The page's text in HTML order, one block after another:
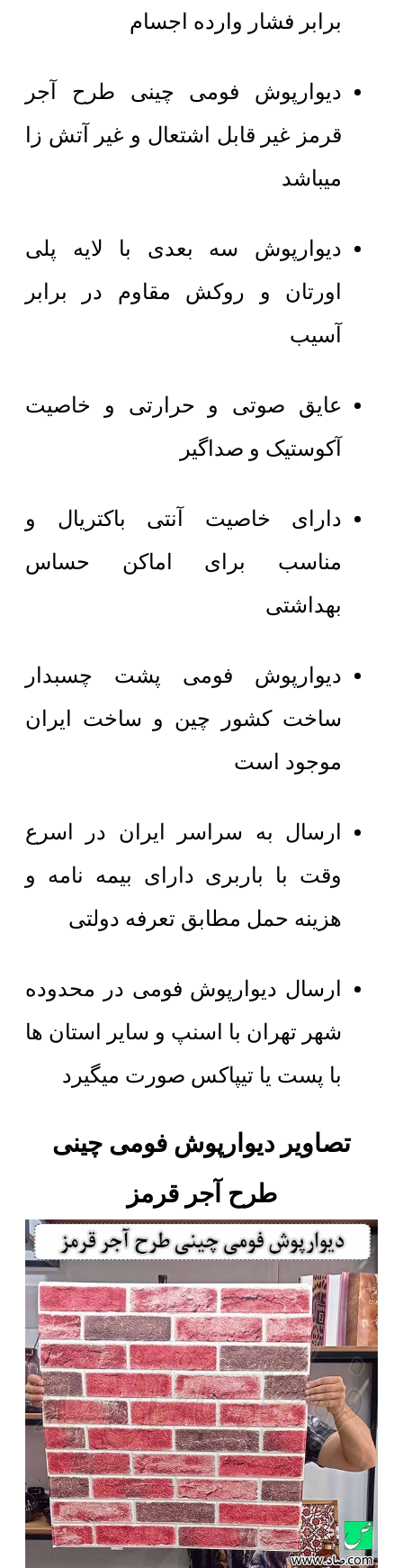
برابر فشار وارده اجسام
دیوارپوش فومی چینی طرح آجر
قرمز غیر قابل اشتعال و غیر آتش زا
میباشد
دیوارپوش سه بعدی با لایه پلی
اورتان و روکش مقاوم در برابر
آسیب
عایق صوتی و حرارتی و خاصیت
آکوستیک و صداگیر
دارای خاصیت آنتی باکتریال و
مناسب برای اماکن حساس
بهداشتی
دیوارپوش فومی پشت چسبدار
ساخت کشور چین و ساخت ایران
موجود است
ارسال به سراسر ایران در اسرع
وقت با باربری دارای بیمه نامه و
هزینه حمل مطابق تعرفه دولتی
ارسال دیوارپوش فومی در محدوده
شهر تهران با اسنپ و سایر استان ها
با پست یا تیپاکس صورت میگیرد
تصاویر دیوارپوش فومی چینی
طرح آجر قرمز